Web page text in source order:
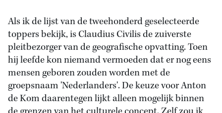
Als ik de lijst van de tweehonderd geselecteerde
toppers bekijk, is Claudius Civilis de zuiverste
pleitbezorger van de geografische opvatting. Toen
hij leefde kon niemand vermoeden dat er nog eens
mensen geboren zouden worden met de
groepsnaam 'Nederlanders'. De keuze voor Anton
de Kom daarentegen lijkt alleen mogelijk binnen